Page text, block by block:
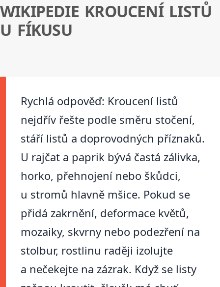
WIKIPEDIE KROUCENÍ LISTŮ
U FÍKUSU
Rychlá odpověď: Kroucení listů
nejdřív řešte podle směru stočení,
stáří listů a doprovodných příznaků.
U rajčat a paprik bývá častá zálivka,
horko, přehnojení nebo škůdci,
u stromů hlavně mšice. Pokud se
přidá zakrnění, deformace květů,
mozaiky, skvrny nebo podezření na
stolbur, rostlinu raději izolujte
a nečekejte na zázrak. Když se listy